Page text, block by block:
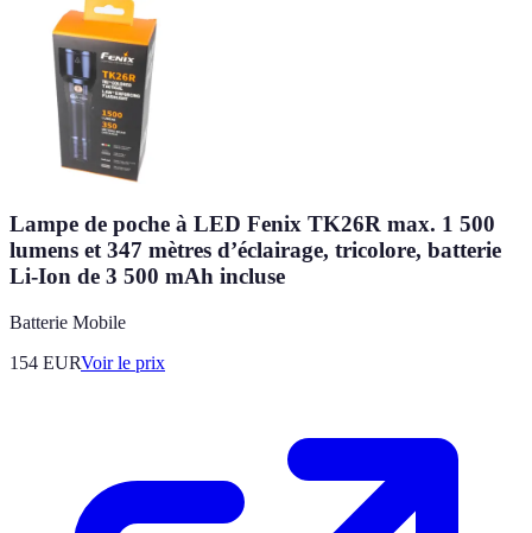
Lampe de poche à LED Fenix TK26R max. 1 500
lumens et 347 mètres d’éclairage, tricolore, batterie
Li-Ion de 3 500 mAh incluse
Batterie Mobile
154 EURVoir le prix